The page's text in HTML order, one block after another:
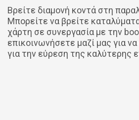
Βρείτε διαμονή κοντά στη
Μπορείτε να βρείτε
χάρτη σε συνεργασία με την
επικοινωνήσετε μαζί μας για
για την εύρεση της καλύτερης